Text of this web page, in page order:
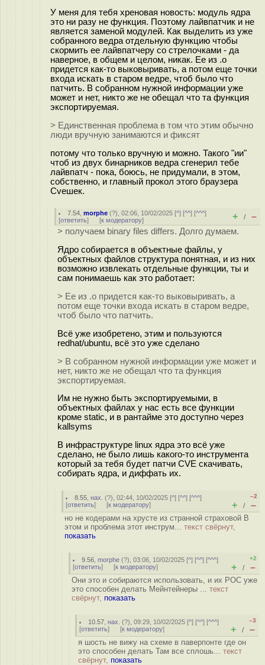
У меня для тебя хреновая новость: модуль ядра
это ни разу не функция. Поэтому лайвпатчик и не
является заменой модулей. Как выделить из уже
собранного ведра отдельную функцию чтобы
скормить ее лайвпатчеру со стрелочками - да
наверное, в общем и целом, никак. Ее из .o
придется как-то выковыривать, а потом еще точки
входа искать в старом ведре, чтоб было что
патчить. В собранном нужной информации уже
может и нет, никто же не обещал что та функция
экспортируемая.
> Единственная проблема в том что этим обычно
люди вручную занимаются и фиксят
потому что только вручную и можно. Такого "ии"
чтоб из двух бинарников ведра сгенерил тебе
лайвпатч - пока, боюсь, не придумали, в этом,
собственно, и главный прокол этого браузера
Cveшек.
7.54 ,morphe (?), 02:06, 10/02/2025 [^] [^^] [^^^]
[ответить] [к модератору] + / –
> получаем binary files differs. Долго думаем.
Ядро собирается в объектные файлы, у
объектных файлов структура понятная, и из них
возможно извлекать отдельные функции, ты и
сам понимаешь как это работает:
> Ее из .o придется как-то выковыривать, а
потом еще точки входа искать в старом ведре,
чтоб было что патчить.
Всё уже изобретено, этим и пользуются
redhat/ubuntu, всё это уже сделано
> В собранном нужной информации уже может и
нет, никто же не обещал что та функция
экспортируемая.
Им не нужно быть экспортируемыми, в
объектных файлах у нас есть все функции
кроме static, и в рантайме это доступно через
kallsyms
В инфраструктуре linux ядра это всё уже
сделано, не было лишь какого-то инструмента
который за тебя будет патчи CVE скачивать,
собирать ядра, и диффать их.
8.55 ,нах. (?), 02:44, 10/02/2025 [^] [^^] [^^^]
[ответить] [к модератору]
–2
+ / –
но не кодерами на хрусте из странной страховой В
этом и проблема этот инструм... текст свёрнут,
показать
9.56 ,morphe (?), 03:06, 10/02/2025 [^] [^^] [^^^]
[ответить] [к модератору]
+2
+ / –
Они это и собираются использовать, и их POC уже
это способен делать Мейнтейнеры ... текст
свёрнут, показать
10.57 ,нах. (?), 09:29, 10/02/2025 [^] [^^] [^^^]
[ответить] [к модератору]
–3
+ / –
я шость не вижу на схеме в паверпонте где он
это способен делать Там все сплошь... текст
свёрнут, показать